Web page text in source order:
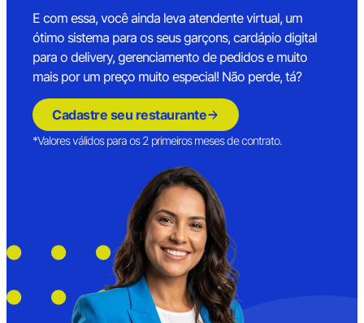
E com essa, você ainda leva atendente virtual, um
ótimo sistema para os seus garçons, cardápio digital
para o delivery, gerenciamento de pedidos e muito
mais por um preço muito especial! Não perde, tá?
Cadastre seu restaurante
*Valores válidos para os 2 primeiros meses de contrato.